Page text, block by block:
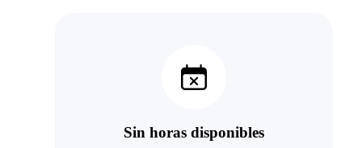
Sin horas disponibles